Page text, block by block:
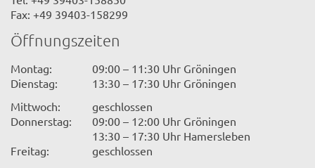
Fax: +49 39403-158299
Öffnungszeiten
Montag:
09:00 – 11:30 Uhr Gröningen
Dienstag:
13:30 – 17:30 Uhr Gröningen
Mittwoch:
geschlossen
Donnerstag:
09:00 – 12:00 Uhr Gröningen
13:30 – 17:30 Uhr Hamersleben
Freitag:
geschlossen